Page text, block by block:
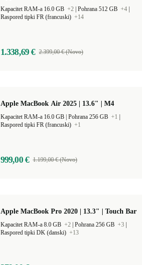
Kapacitet RAM-a 16.0 GB +2 Pohrana 512 GB +4
Raspored tipki FR (francuski) +14
1.338,69 € 2.399,00 € (Novo)
Apple MacBook Air 2025 | 13.6" | M4
Pohrana 256 GB +1
Raspored tipki FR (francuski) +1
999,00 € 1.199,00 € (Novo)
Apple MacBook Pro 2020 | 13.3" | Touch Bar
Kapacitet RAM-a 8.0 GB +2 Pohrana 256 GB +3
Raspored tipki DK (danski) +13